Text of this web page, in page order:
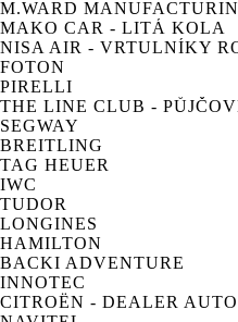
M.WARD
MAKO CAR - LITÁ KOLA
NISA AIR - VRTULNÍKY
FOTON
PIRELLI
THE LINE CLUB -
SEGWAY
BREITLING
TAG HEUER
IWC
TUDOR
LONGINES
HAMILTON
BACKI ADVENTURE
INNOTEC
CITROËN - DEALER